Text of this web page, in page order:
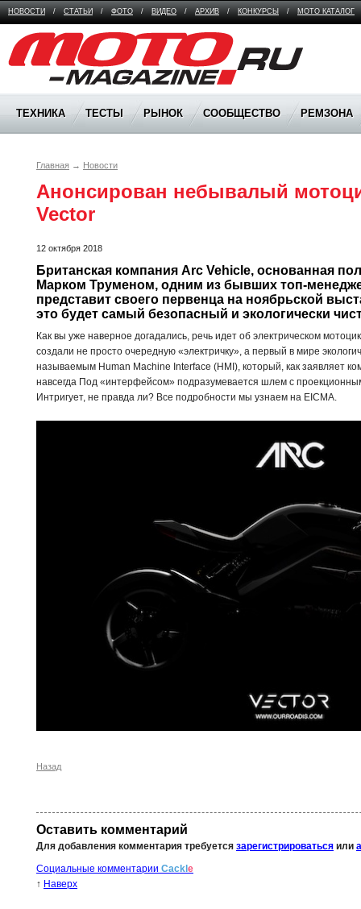
НОВОСТИ / СТАТЬИ / ФОТО / ВИДЕО / АРХИВ / КОНКУРСЫ / МОТО КАТАЛОГ
Moto Magazine
ТЕХНИКА ТЕСТЫ РЫНОК СООБЩЕСТВО РЕМЗОНА
Главная → Новости
Анонсирован небывалый
Vector
12 октября 2018
Британская компания Arc Vehicle, основанная
Марком Труменом, одним из бывших топ-
представит своего первенца на ноябрьской
это будет самый безопасный и экологически
Как вы уже наверное догадались, речь идет об электрическом
создали не просто очередную «электричку», а первый в мире
называемым Human Machine Interface (HMI), который, как заявляет
навсегда Под «интерфейсом» подразумевается шлем с
Интригует, не правда ли? Все подробности мы узнаем на EICMA.
Назад
Оставить комментарий
Для добавления комментария требуется зарегистрироваться или
Социальные комментарии Cackl e
↑ Наверх